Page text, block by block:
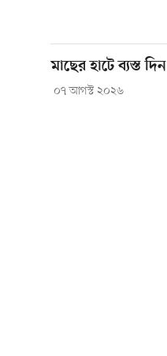
মাছের হাটে ব্যস্ত দিন
০৭ আগস্ট ২০২৬